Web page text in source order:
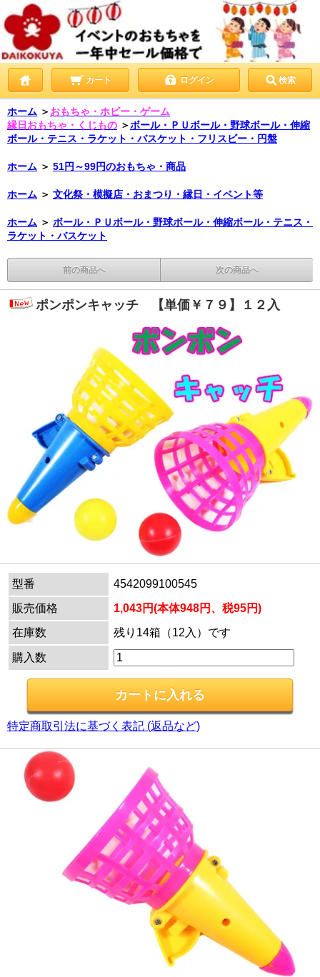
カート ログイン 検索
ホーム ＞ おもちゃ・ホビー・ゲーム
縁日おもちゃ・くじもの ＞ボール・ＰＵボール・野球ボール・伸縮
ボール・テニス・ラケット・バスケット・フリスビー・円盤
ホーム ＞ 51円～99円のおもちゃ・商品
ホーム ＞ 文化祭・模擬店・おまつり・縁日・イベント等
ホーム ＞ ボール・ＰＵボール・野球ボール・伸縮ボール・テニス・
ラケット・バスケット
前の商品へ 次の商品へ
ポンポンキャッチ 【単価￥７９】１２入
型番
4542099100545
販売価格
1,043円(本体948円、税95円)
在庫数
残り14箱（12入）です
購入数
特定商取引法に基づく表記 (返品など)